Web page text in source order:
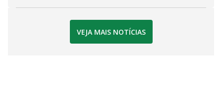
VEJA MAIS NOTÍCIAS